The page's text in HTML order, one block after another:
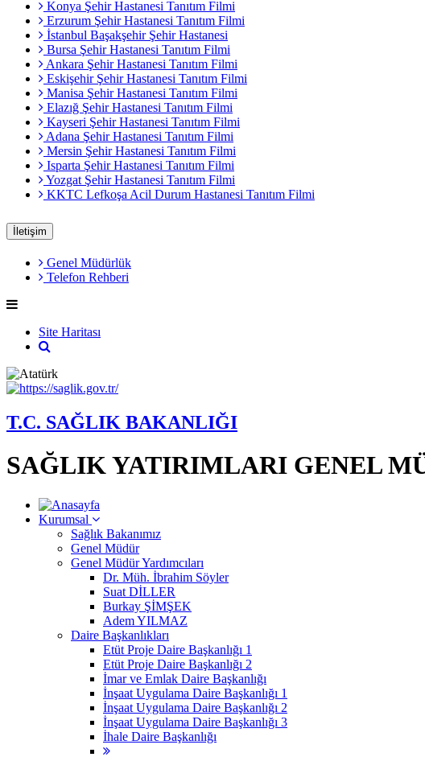
Konya Şehir Hastanesi Tanıtım Filmi
Erzurum Şehir Hastanesi Tanıtım Filmi
İstanbul Başakşehir Şehir Hastanesi
Bursa Şehir Hastanesi Tanıtım Filmi
Ankara Şehir Hastanesi Tanıtım Filmi
Eskişehir Şehir Hastanesi Tanıtım Filmi
Manisa Şehir Hastanesi Tanıtım Filmi
Elazığ Şehir Hastanesi Tanıtım Filmi
Kayseri Şehir Hastanesi Tanıtım Filmi
Adana Şehir Hastanesi Tanıtım Filmi
Mersin Şehir Hastanesi Tanıtım Filmi
Isparta Şehir Hastanesi Tanıtım Filmi
Yozgat Şehir Hastanesi Tanıtım Filmi
KKTC Lefkoşa Acil Durum Hastanesi Tanıtım Filmi
İletişim
Genel Müdürlük
Telefon Rehberi
Site Haritası
T.C. SAĞLIK BAKANLIĞI
SAĞLIK YATIRIMLARI GENEL
Kurumsal
Sağlık Bakanımız
Genel Müdür
Genel Müdür Yardımcıları
Dr. Müh. İbrahim Söyler
Suat DİLLER
Burkay ŞİMŞEK
Adem YILMAZ
Daire Başkanlıkları
Etüt Proje Daire Başkanlığı 1
Etüt Proje Daire Başkanlığı 2
İmar ve Emlak Daire Başkanlığı
İnşaat Uygulama Daire Başkanlığı 1
İnşaat Uygulama Daire Başkanlığı 2
İnşaat Uygulama Daire Başkanlığı 3
İhale Daire Başkanlığı